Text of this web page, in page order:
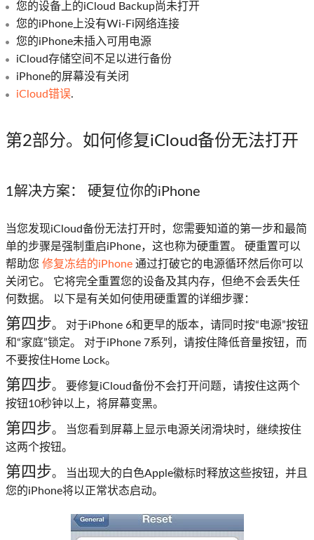
您的设备上的iCloud Backup尚未打开
您的iPhone上没有Wi-Fi网络连接
您的iPhone未插入可用电源
iCloud存储空间不足以进行备份
iPhone的屏幕没有关闭
iCloud错误.
第2部分。如何修复iCloud备份无法打开
1解决方案： 硬复位你的iPhone
当您发现iCloud备份无法打开时，您需要知道的第一步和最简
单的步骤是强制重启iPhone，这也称为硬重置。 硬重置可以
帮助您 修复冻结的iPhone 通过打破它的电源循环然后你可以
关闭它。 它将完全重置您的设备及其内存，但绝不会丢失任
何数据。 以下是有关如何使用硬重置的详细步骤：
第四步。 对于iPhone 6和更早的版本，请同时按“电源”按钮
和“家庭”锁定。 对于iPhone 7系列，请按住降低音量按钮，而
不要按住Home Lock。
第四步。 要修复iCloud备份不会打开问题，请按住这两个
按钮10秒钟以上，将屏幕变黑。
第四步。 当您看到屏幕上显示电源关闭滑块时，继续按住
这两个按钮。
第四步。 当出现大的白色Apple徽标时释放这些按钮，并且
您的iPhone将以正常状态启动。